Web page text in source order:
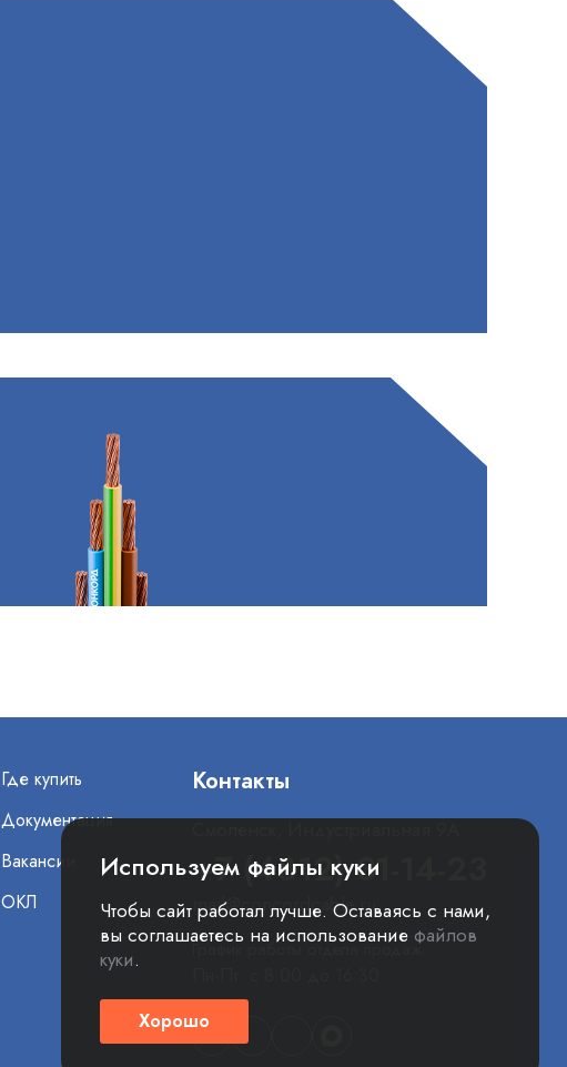
Где купить
Документация
Вакансии
ОКЛ
Контакты
+7 (4812) 31-14-23
mail@concordcable.ru
График работы отдела продаж
Используем файлы куки
Чтобы сайт работал лучше. Оставаясь с нами,
вы соглашаетесь на использование файлов
куки.
Хорошо